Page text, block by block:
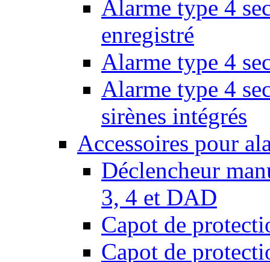
Alarme type 4
enregistré
Alarme type 4
Alarme type 4
sirènes intégrés
Accessoires pour
Déclencheur
3, 4 et DAD
Capot de
Capot de